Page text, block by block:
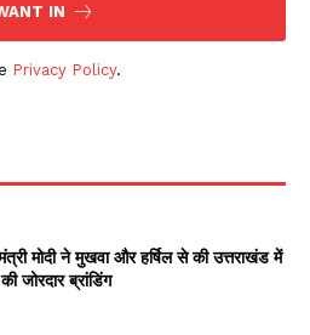
IN
Privacy Policy.
मोदी ने मुखवा और हर्षिल से की उत्तराखंड में
जोरदार ब्रांडिंग